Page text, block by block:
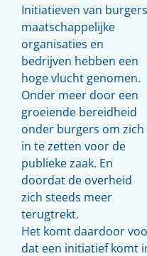
Initiatieven van
maatschappelijke
organisaties en
bedrijven hebben een
hoge vlucht genomen.
Onder meer door een
groeiende bereidheid
onder burgers om zich
in te zetten voor de
publieke zaak. En
doordat de overheid
zich steeds meer
terugtrekt.
Het komt daardoor
dat een initiatief komt